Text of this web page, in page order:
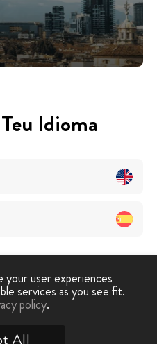
Idioma
your user experiences
services as you see fit.
policy.
All